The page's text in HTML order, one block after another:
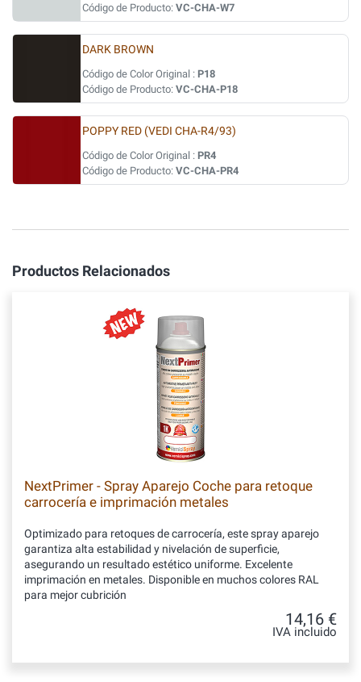
Código de Producto: VC-CHA-W7
DARK BROWN
Código de Color Original : P18
Código de Producto: VC-CHA-P18
POPPY RED (VEDI CHA-R4/93)
Código de Color Original : PR4
Código de Producto: VC-CHA-PR4
Productos Relacionados
NextPrimer - Spray Aparejo Coche para retoque
carrocería e imprimación metales
Optimizado para retoques de carrocería, este spray aparejo
garantiza alta estabilidad y nivelación de superficie,
asegurando un resultado estético uniforme. Excelente
imprimación en metales. Disponible en muchos colores RAL
para mejor cubrición
14,16 €
IVA incluido